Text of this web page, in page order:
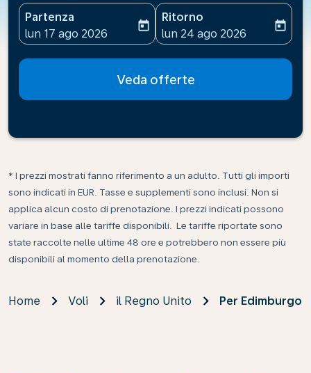
Partenza
fc-booking-departure-date-aria-label
lun 17 ago 2026
today
Ritorno
fc-booking-return-date-
lun 24 ago 2026
today
Veda offerte
* I prezzi mostrati fanno riferimento a un adulto. Tutti gli importi
sono indicati in EUR. Tasse e supplementi sono inclusi. Non si
applica alcun costo di prenotazione. I prezzi indicati possono
variare in base alle tariffe disponibili. Le tariffe riportate sono
state raccolte nelle ultime 48 ore e potrebbero non essere più
disponibili al momento della prenotazione.
Home Voli il Regno Unito Per Edimburgo